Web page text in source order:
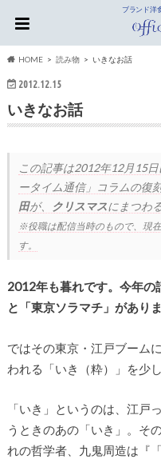
ブランド洋
HOME 読み物 いきなお話
2012.12.15
いきなお話
この記事は2012年12月15日
ータイム通信」コラムの復
田が、 クリスマスにまつわ
※役職は配信当時のもので、現
す。
2012年も暮れです。今年の
と「東京ソラマチ」がありま
ではその東京・江戸ブーム
われる「いき（粋）」を少
「いき」というのは、江戸
うときのあの「いき」。そ
れの哲学者、九鬼周造は『